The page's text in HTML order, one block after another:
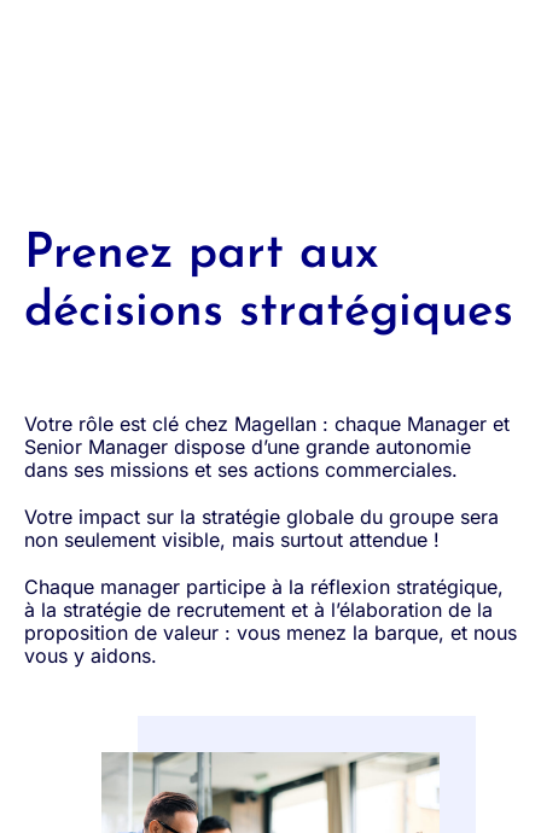
Prenez part aux
décisions stratégiques
Votre rôle est clé chez Magellan : chaque Manager et
Senior Manager dispose d’une grande autonomie
dans ses missions et ses actions commerciales.
Votre impact sur la stratégie globale du groupe sera
non seulement visible, mais surtout attendue !
Chaque manager participe à la réflexion stratégique,
à la stratégie de recrutement et à l’élaboration de la
proposition de valeur : vous menez la barque, et nous
vous y aidons.